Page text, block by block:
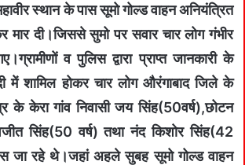
स्थान के पास सूमो गोल्ड वाहन अनियंत्रित
दी।जिससे सुमो पर सवार चार लोग गंभीर
व पुलिस द्वारा प्राप्त जानकारी के
में शामिल होकर चार लोग औरंगाबाद जिले के
के केरा गांव निवासी जय सिंह(50वर्ष),छोटन
सिंह(50 वर्ष) तथा नंद किशोर सिंह(42
जा रहे थे।जहां अहले सुबह सूमो गोल्ड वाहन